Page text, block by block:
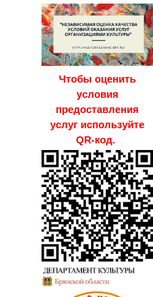
Чтобы оценить
условия
предоставления
услуг используйте
QR-код.